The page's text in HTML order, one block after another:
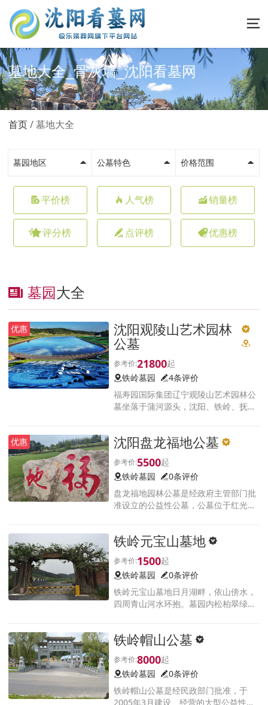
墓地大全_骨灰墙_沈阳看墓网
首页 墓地大全
墓园地区 公墓特色 价格范围
平价榜 人气榜 销量榜
评分榜 点评榜 优惠榜
墓园大全
优惠
沈阳观陵山艺术园林
公墓
21800
铁岭墓园
4条评价
福寿园国际集团辽宁观陵山艺术园林公
墓坐落于蒲河源头，沈阳、铁岭、抚顺
秀丽辽阔无垠。
优惠 沈阳盘龙福地公墓
5500
铁岭墓园
0条评价
盘龙福地园林公墓是经政府主管部门批
准设立的公益性公墓，公墓位于红光村
新城区及银州老城区
铁岭元宝山墓地
1500
铁岭墓园
0条评价
铁岭元宝山墓地日月湖畔，依山傍水，
四周青山河水环抱。墓园内松柏翠绿，
枯的仙地。
铁岭帽山公墓
8000
铁岭墓园
0条评价
铁岭帽山公墓是经民政部门批准，于
2005年3月建设、经营的大型公益性生